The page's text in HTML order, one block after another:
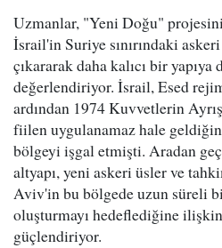
Uzmanlar, "Yeni Doğu"
İsrail'in Suriye sınırındaki
çıkararak daha kalıcı bir
değerlendiriyor. İsrail, Esed
ardından 1974 Kuvvetlerin
fiilen uygulanamaz hale
bölgeyi işgal etmişti. Aradan
altyapı, yeni askeri üsler ve
Aviv'in bu bölgede uzun süreli
oluşturmayı hedeflediğine
güçlendiriyor.